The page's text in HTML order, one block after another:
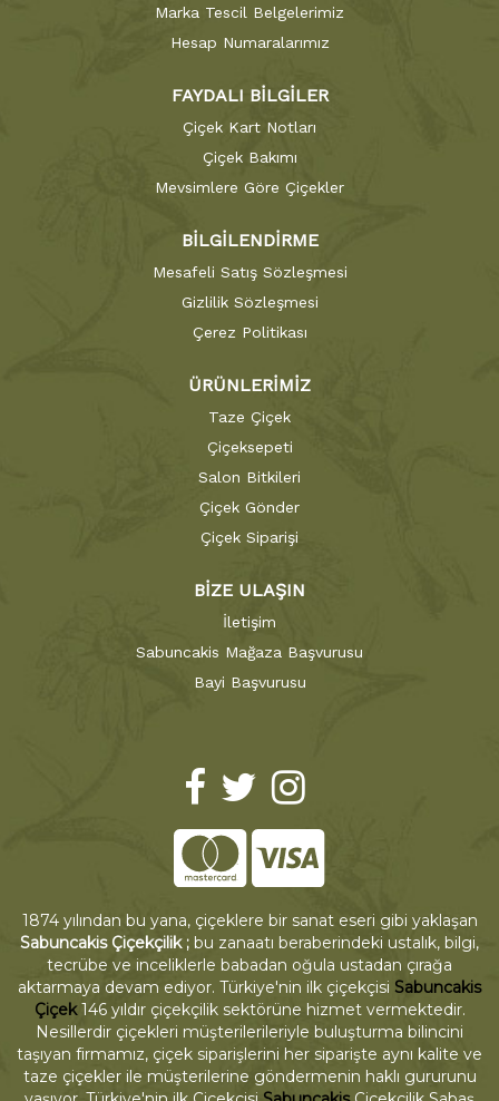
Marka Tescil Belgelerimiz
Hesap Numaralarımız
FAYDALI BİLGİLER
Çiçek Kart Notları
Çiçek Bakımı
Mevsimlere Göre Çiçekler
BİLGİLENDİRME
Mesafeli Satış Sözleşmesi
Gizlilik Sözleşmesi
Çerez Politikası
ÜRÜNLERİMİZ
Taze Çiçek
Çiçeksepeti
Salon Bitkileri
Çiçek Gönder
Çiçek Siparişi
BİZE ULAŞIN
İletişim
Sabuncakis Mağaza Başvurusu
Bayi Başvurusu
1874 yılından bu yana, çiçeklere bir sanat eseri gibi yaklaşan
Sabuncakis Çiçekçilik ; bu zanaatı beraberindeki ustalık, bilgi,
tecrübe ve inceliklerle babadan oğula ustadan çırağa
aktarmaya devam ediyor. Türkiye'nin ilk çiçekçisi Sabuncakis
Çiçek146 yıldır çiçekçilik sektörüne hizmet vermektedir.
Nesillerdir çiçekleri müşterilerileriyle buluşturma bilincini
taşıyan firmamız, çiçek siparişlerini her siparişte aynı kalite ve
taze çiçekler ile müşterilerine göndermenin haklı gururunu